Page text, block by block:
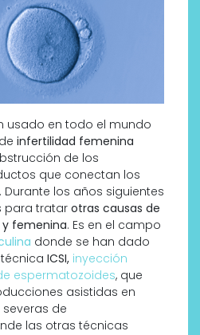
usado en todo el mundo
infertilidad femenina
de los
que conectan los
los años siguientes
para tratar otras causas de
femenina. Es en el campo
donde se han dado
ICSI, inyección
espermatozoides, que
asistidas en
de
las otras técnicas